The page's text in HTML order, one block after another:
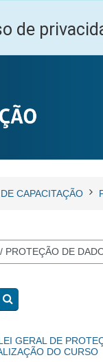
de
CAPACITAÇÃO
Search courses
GERAL DE
DO CURSO